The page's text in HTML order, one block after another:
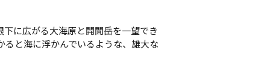
に広がる大海原と開聞岳を一望でき
と海に浮かんでいるような、雄大な